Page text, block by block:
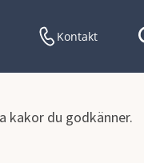
kakor du godkänner.
Kontakt